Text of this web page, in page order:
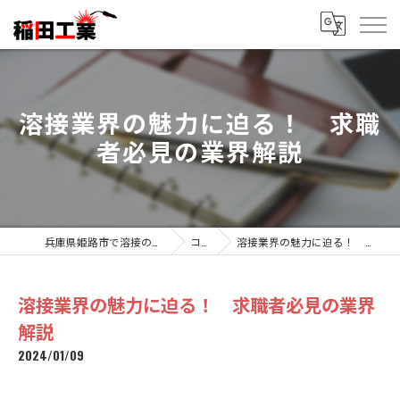
溶接業界の魅力に迫る！ 求職
者必見の業界解説
コラム 溶接業界の魅力に迫る！ 求職者必見の業界解説
溶接業界の魅力に迫る！ 求職者必見の業界
解説
2024/01/09